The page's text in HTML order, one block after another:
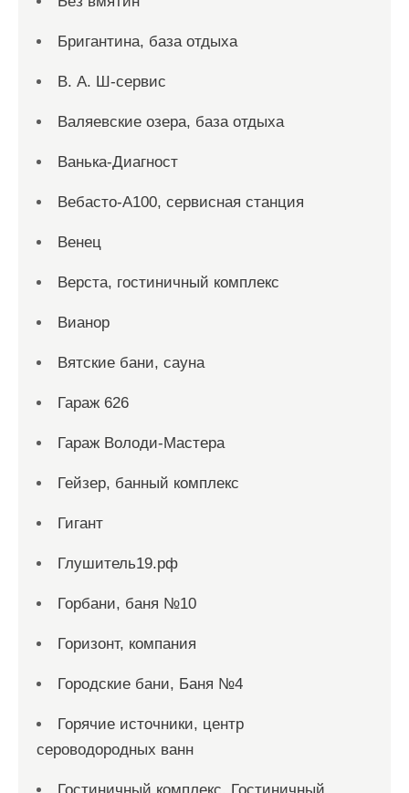
Бригантина, база отдыха
В. А. Ш-сервис
Валяевские озера, база отдыха
Ванька-Диагност
Вебасто-А100, сервисная станция
Венец
Верста, гостиничный комплекс
Вианор
Вятские бани, сауна
Гараж 626
Гараж Володи-Мастера
Гейзер, банный комплекс
Гигант
Глушитель19.рф
Горбани, баня №10
Горизонт, компания
Городские бани, Баня №4
Горячие источники, центр
сероводородных ванн